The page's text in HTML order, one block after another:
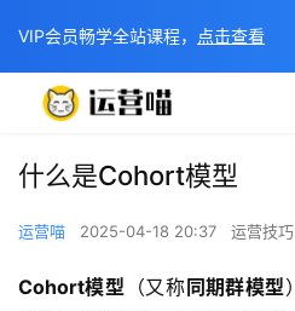
什么是Cohort模型
运营喵 2025-04-18 20:37 运营技巧
​Cohort模型​ ​（又称​ ​同期群模型​
VIP会员畅学全站课程， 点击查看